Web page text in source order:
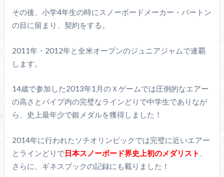
その後、小学4年生の時にスノーボードメーカー・バートン
の目に留まり、契約をする。
2011年・2012年と全米オープンのジュニアジャムで連覇
します。
14歳で参加した2013年1月のＸゲームでは圧倒的なエアー
の高さとパイプ内の完璧なラインどりで中学生でありなが
ら、史上最年少で銀メダルを獲得しました！
2014年に行われたソチオリンピックでは完璧に近いエアー
とラインどりで日本スノーボード界史上初のメダリスト
さらに、ギネスブックの記録にも載りました！